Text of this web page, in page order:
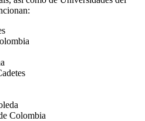
Colombia